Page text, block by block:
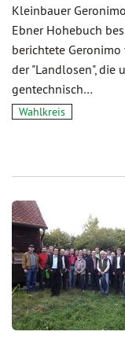
Kleinbauer
Ebner Hohebuch
berichtete
der "Landlosen", die
gentechnisch…
Wahlkreis